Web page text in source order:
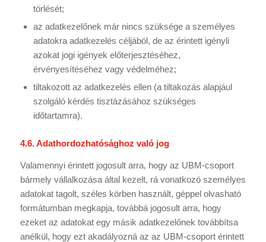
törlését;
az adatkezelőnek már nincs szüksége a személyes
adatokra adatkezelés céljából, de az érintett igényli
azokat jogi igények előterjesztéséhez,
érvényesítéséhez vagy védelméhez;
tiltakozott az adatkezelés ellen (a tiltakozás alapjául
szolgáló kérdés tisztázásához szükséges
időtartamra).
4.6. Adathordozhatósághoz való jog
Valamennyi érintett jogosult arra, hogy az UBM-csoport
bármely vállalkozása által kezelt, rá vonatkozó személyes
adatokat tagolt, széles körben használt, géppel olvasható
formátumban megkapja, továbbá jogosult arra, hogy
ezeket az adatokat egy másik adatkezelőnek továbbítsa
anélkül, hogy ezt akadályozná az az UBM-csoport érintett